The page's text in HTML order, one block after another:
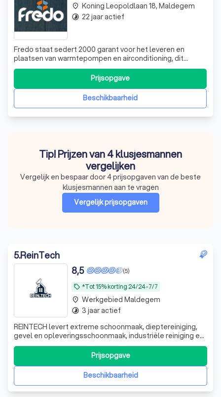
Fredo staat sedert 2000 garant voor het leveren en
plaatsen van warmtepompen en airconditioning, dit
telkens van hoogstaande kwaliteit en afwerkingsniveau.
Wij zijn vooral actief in de residentiële markt en werken zo
regionaal mogelijk. Enerzijds om onze ecologische
voetafdruk zo klein mogelijk te
Beschikbaarheid
Prijsopgave
place Koning Leopoldlaan 18, Maldegem
timelapse 22 jaar actief
Tip! Prijzen van 4 klusjesmannen
vergelijken
Vergelijk en bespaar door 4 prijsopgaven van de beste
klusjesmannen aan te vragen
Vergelijk prijsopgaven
5.ReinTech
local_offer *Tot 15% korting 24/24-7/7
(5)
8,5
REINTECH levert extreme schoonmaak, dieptereiniging,
gevel en opleveringsschoonmaak, industriële reiniging en
professionele voertuigreiniging. Snel, discreet en
beschikbaar voor spoed tussen 20u-07u.
Beschikbaarheid
Prijsopgave
place Werkgebied Maldegem
timelapse 3 jaar actief